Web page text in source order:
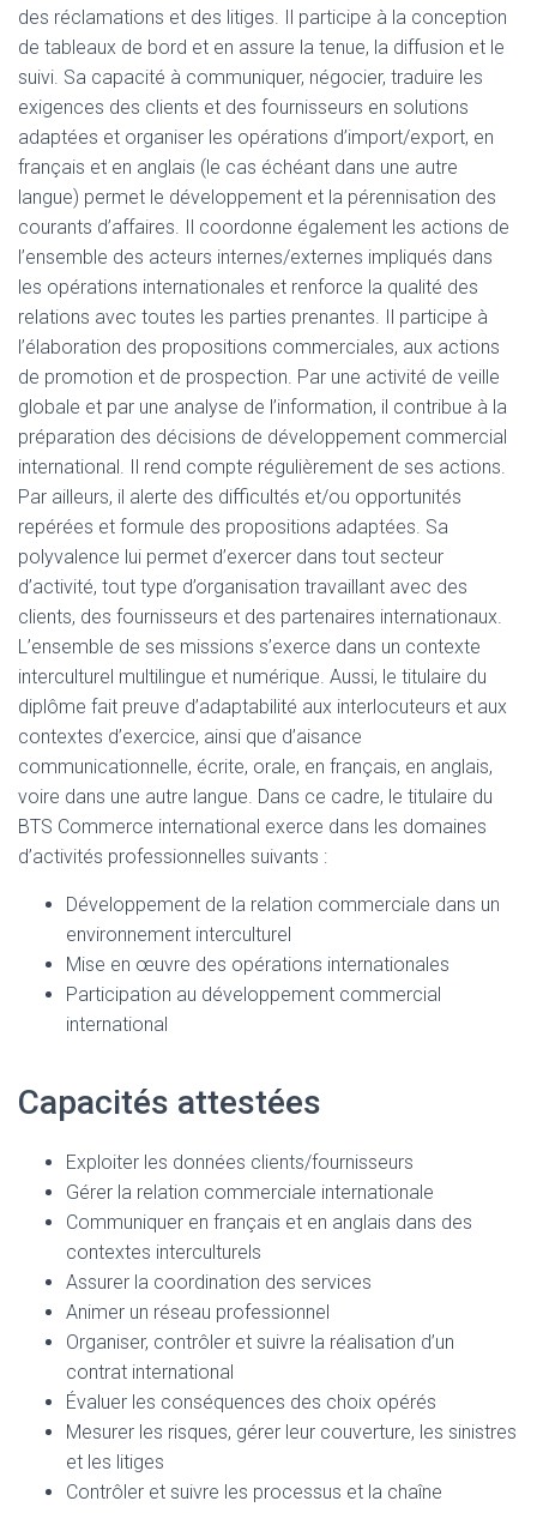
des réclamations et des litiges. Il participe à la conception
de tableaux de bord et en assure la tenue, la diffusion et le
suivi. Sa capacité à communiquer, négocier, traduire les
exigences des clients et des fournisseurs en solutions
adaptées et organiser les opérations d’import/export, en
français et en anglais (le cas échéant dans une autre
langue) permet le développement et la pérennisation des
courants d’affaires. Il coordonne également les actions de
l’ensemble des acteurs internes/externes impliqués dans
les opérations internationales et renforce la qualité des
relations avec toutes les parties prenantes. Il participe à
l’élaboration des propositions commerciales, aux actions
de promotion et de prospection. Par une activité de veille
globale et par une analyse de l’information, il contribue à la
préparation des décisions de développement commercial
international. Il rend compte régulièrement de ses actions.
Par ailleurs, il alerte des difficultés et/ou opportunités
repérées et formule des propositions adaptées. Sa
polyvalence lui permet d’exercer dans tout secteur
d’activité, tout type d’organisation travaillant avec des
clients, des fournisseurs et des partenaires internationaux.
L’ensemble de ses missions s’exerce dans un contexte
interculturel multilingue et numérique. Aussi, le titulaire du
diplôme fait preuve d’adaptabilité aux interlocuteurs et aux
contextes d’exercice, ainsi que d’aisance
communicationnelle, écrite, orale, en français, en anglais,
voire dans une autre langue. Dans ce cadre, le titulaire du
BTS Commerce international exerce dans les domaines
d’activités professionnelles suivants :
Développement de la relation commerciale dans un
environnement interculturel
Mise en œuvre des opérations internationales
Participation au développement commercial
international
Capacités attestées
Exploiter les données clients/fournisseurs
Gérer la relation commerciale internationale
Communiquer en français et en anglais dans des
contextes interculturels
Assurer la coordination des services
Animer un réseau professionnel
Organiser, contrôler et suivre la réalisation d’un
contrat international
Évaluer les conséquences des choix opérés
Mesurer les risques, gérer leur couverture, les sinistres
et les litiges
Contrôler et suivre les processus et la chaîne